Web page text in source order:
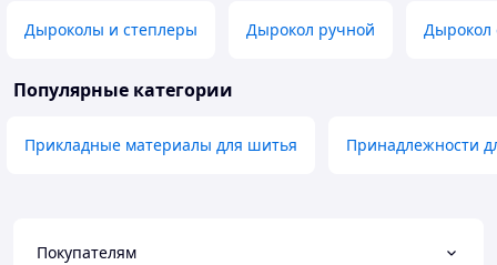
Дыроколы и степлеры Дырокол ручной Дырокол
Популярные категории
Прикладные материалы для шитья Принадлежности
Покупателям